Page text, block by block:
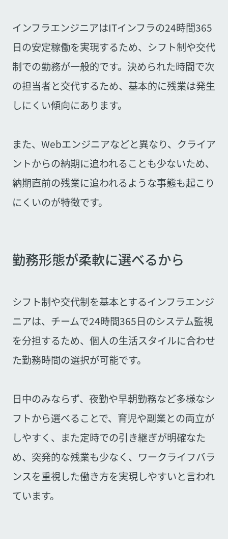
インフラエンジニアはITインフラの24時間365
日の安定稼働を実現するため、シフト制や交代
制での勤務が一般的です。決められた時間で次
の担当者と交代するため、基本的に残業は発生
しにくい傾向にあります。
また、Webエンジニアなどと異なり、クライア
ントからの納期に追われることも少ないため、
納期直前の残業に追われるような事態も起こり
にくいのが特徴です。
勤務形態が柔軟に選べるから
シフト制や交代制を基本とするインフラエンジ
ニアは、チームで24時間365日のシステム監視
を分担するため、個人の生活スタイルに合わせ
た勤務時間の選択が可能です。
日中のみならず、夜勤や早朝勤務など多様なシ
フトから選べることで、育児や副業との両立が
しやすく、また定時での引き継ぎが明確なた
め、突発的な残業も少なく、ワークライフバラ
ンスを重視した働き方を実現しやすいと言われ
ています。